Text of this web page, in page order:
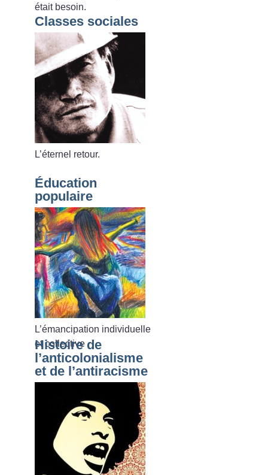
était besoin.
Classes sociales
L’éternel retour.
Éducation
populaire
L’émancipation individuelle
et collective
Histoire de
l’anticolonialisme
et de l’antiracisme